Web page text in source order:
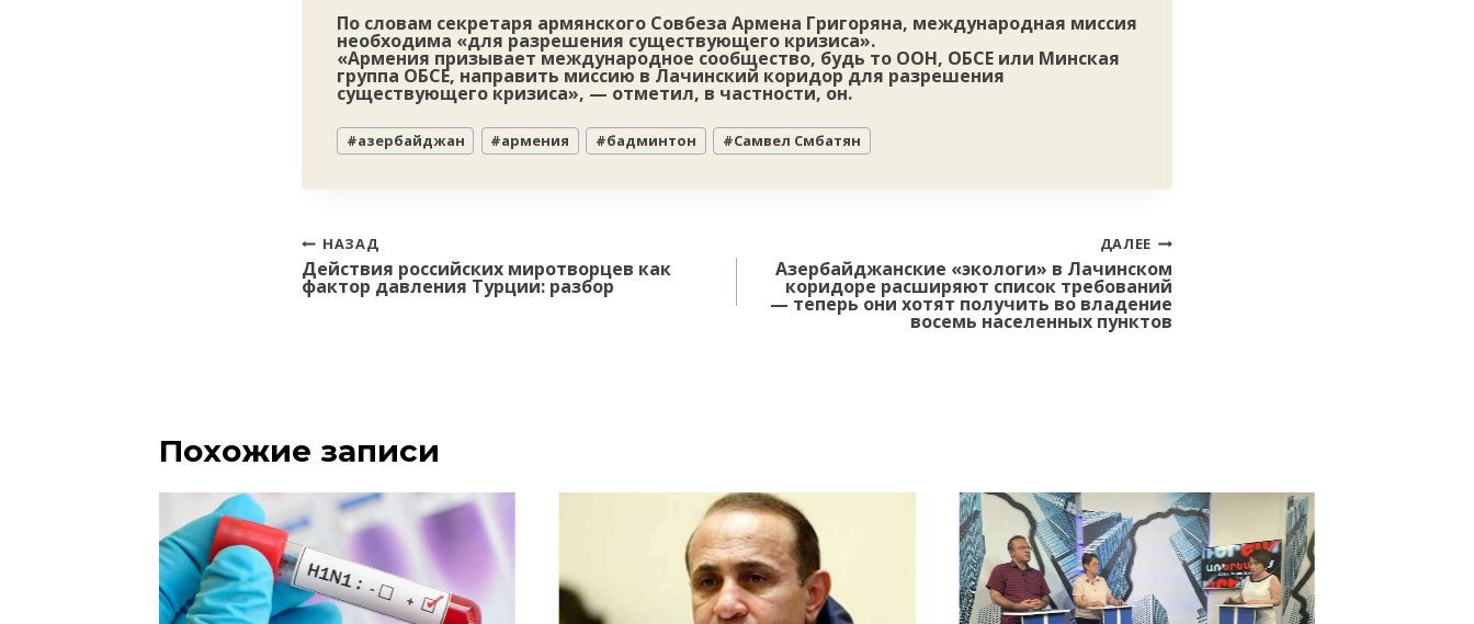
По словам секретаря армянского Совбеза Армена Григоряна, международная миссия
необходима «для разрешения существующего кризиса».
«Армения призывает международное сообщество, будь то ООН, ОБСЕ или Минская
группа ОБСЕ, направить миссию в Лачинский коридор для разрешения
существующего кризиса», — отметил, в частности, он.
Метки
записи:
#азербайджан #армения #бадминтон #Самвел Смбатян
Навигация
по
записям
НАЗАД
Действия российских миротворцев как
фактор давления Турции: разбор
ДАЛЕЕ
Азербайджанские «экологи» в Лачинском
коридоре расширяют список требований
— теперь они хотят получить во владение
восемь населенных пунктов
Похожие записи